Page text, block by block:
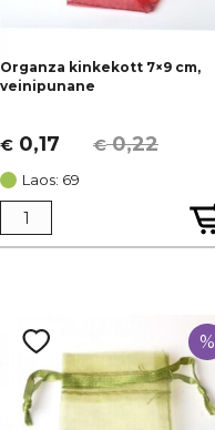
Organza kinkekott 7×9 cm,
veinipunane
€0,22
Algne
hind
oli:
€ 0,22.
€ 0,17
Current
price
is:
€ 0,17.
Laos: 69
%